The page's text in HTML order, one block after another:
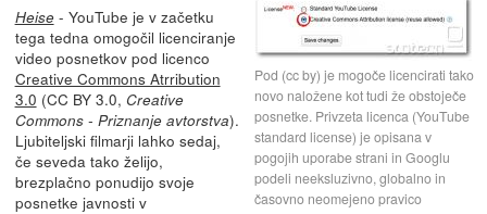
Pod (cc by) je mogoče licencirati tako
novo naložene kot tudi že obstoječe
posnetke. Privzeta licenca (YouTube
standard license) je opisana v
pogojih uporabe strani in Googlu
podeli neeksluzivno, globalno in
časovno neomejeno pravico
Heise- YouTube je v začetku
tega tedna omogočil licenciranje
video posnetkov pod licenco
Creative Commons Atrribution
3.0 (CC BY 3.0, Creative
Commons - Priznanje avtorstva).
Ljubiteljski filmarji lahko sedaj,
če seveda tako želijo,
brezplačno ponudijo svoje
posnetke javnosti v